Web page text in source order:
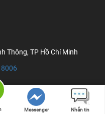
Thông, TP Hồ Chí Minh
Messenger Nhắn tin